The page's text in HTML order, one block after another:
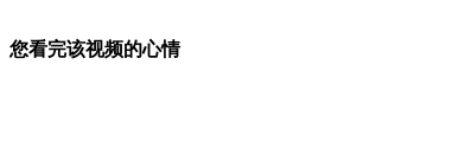
您看完该视频的心情